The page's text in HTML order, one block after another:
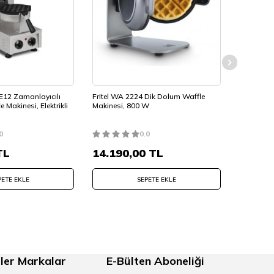
hem daha sağlıklı waffle üretimi
temizlenebilir.
Zamanlayıcılı
Makinesi, Elektrikli
EKLE
Fritel WA 2224 Dik Dolum Waffle
Makinesi, 800 W
0.0
14.190,00 TL
SEPETE EKLE
Markalar E-Bülten Aboneliği